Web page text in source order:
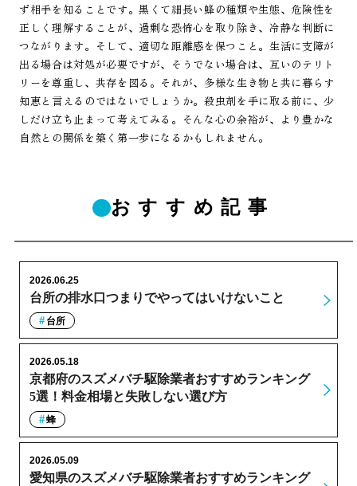
ず相手を知ることです。黒くて細長い蜂の種類や生態、危険性を
正しく理解することが、過剰な恐怖心を取り除き、冷静な判断に
つながります。そして、適切な距離感を保つこと。生活に支障が
出る場合は対処が必要ですが、そうでない場合は、互いのテリト
リーを尊重し、共存を図る。それが、多様な生き物と共に暮らす
知恵と言えるのではないでしょうか。殺虫剤を手に取る前に、少
しだけ立ち止まって考えてみる。そんな心の余裕が、より豊かな
自然との関係を築く第一歩になるかもしれません。
おすすめ記事
台所の排水口つまりでやってはいけないこと
2026.06.25
台所
京都府のスズメバチ駆除業者おすすめランキング
5選！料金相場と失敗しない選び方
2026.05.18
蜂
愛知県のスズメバチ駆除業者おすすめランキング
2026.05.09